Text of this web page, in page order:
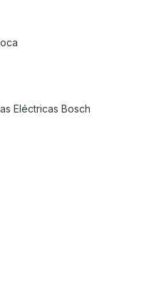
Eléctricas Bosch